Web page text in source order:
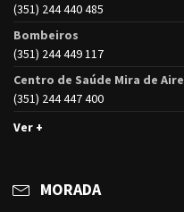
(351) 244 440 485
Bombeiros
(351) 244 449 117
Centro de Saúde Mira de Aire
(351) 244 447 400
Ver +
MORADA